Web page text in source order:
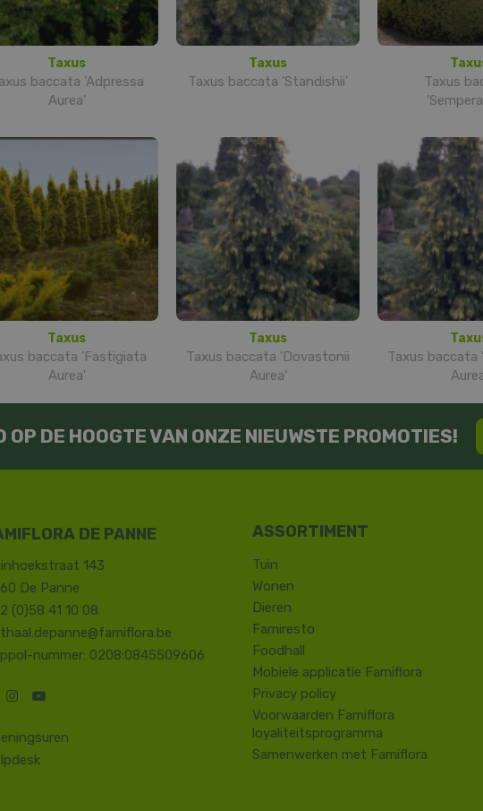
Taxus
baccata 'Adpressa
Aurea'
Taxus
Taxus baccata 'Standishii'
Taxus
Taxus
baccata 'Fastigiata
Aurea'
Taxus
Taxus baccata 'Dovastonii
Aurea'
Taxus baccata
DE HOOGTE VAN ONZE NIEUWSTE PROMOTIES!
DE PANNE
143
De Panne
(0)58 41 10 08
nummer: 0208:0845509606
Tuin
Wonen
Dieren
Famiresto
Foodhall
Mobiele applicatie Famiflora
Privacy policy
Voorwaarden Famiflora
loyaliteitsprogramma
Samenwerken met Famiflora